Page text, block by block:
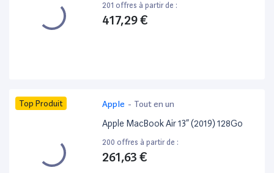
201 offres à partir de :
417,29 €
Top Produit Apple - Tout en un
Apple MacBook Air 13” (2019) 128Go
200 offres à partir de :
261,63 €